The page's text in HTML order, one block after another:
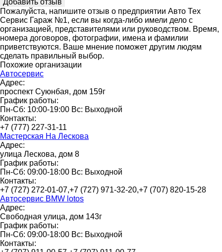
Пожалуйста, напишите отзыв о предприятии Авто Тех
Сервис Гараж №1, если вы когда-либо имели дело с
организацией, представителями или руководством. Время,
номера договоров, фотографии, имена и фамилии
приветствуются. Ваше мнение поможет другим людям
сделать правильный выбор.
Похожие организации
Автосервис
Адрес:
проспект Суюнбая, дом 159г
График работы:
Пн-Сб: 10:00-19:00 Вс: Выходной
Контакты:
+7 (777) 227-31-11
Мастерская На Лескова
Адрес:
улица Лескова, дом 8
График работы:
Пн-Сб: 09:00-18:00 Вс: Выходной
Контакты:
+7 (727) 272-01-07,+7 (727) 971-32-20,+7 (707) 820-15-28
Автосервис BMW lotos
Адрес:
Свободная улица, дом 143г
График работы:
Пн-Сб: 09:00-18:00 Вс: Выходной
Контакты: